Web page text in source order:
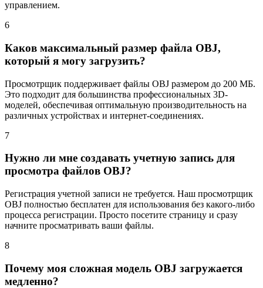
управлением.
6
Каков максимальный размер файла OBJ,
который я могу загрузить?
Просмотрщик поддерживает файлы OBJ размером до 200 МБ.
Это подходит для большинства профессиональных 3D-
моделей, обеспечивая оптимальную производительность на
различных устройствах и интернет-соединениях.
7
Нужно ли мне создавать учетную запись для
просмотра файлов OBJ?
Регистрация учетной записи не требуется. Наш просмотрщик
OBJ полностью бесплатен для использования без какого-либо
процесса регистрации. Просто посетите страницу и сразу
начните просматривать ваши файлы.
8
Почему моя сложная модель OBJ загружается
медленно?